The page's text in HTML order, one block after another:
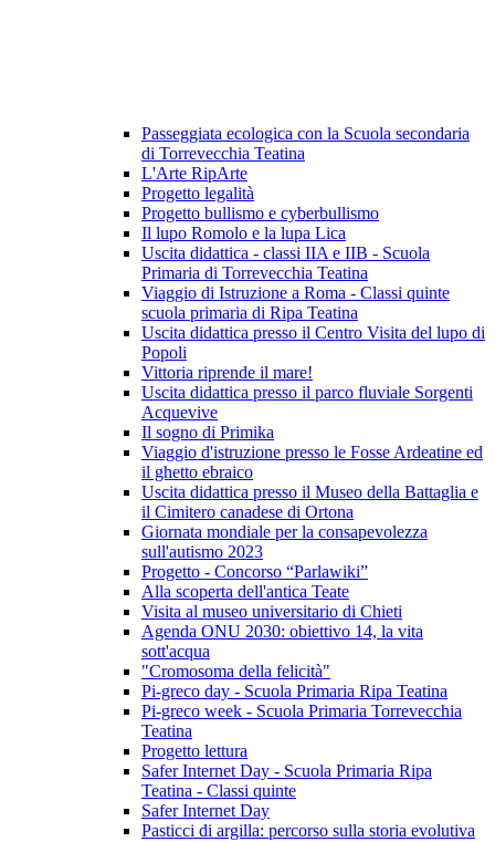
Passeggiata ecologica con la Scuola secondaria
di Torrevecchia Teatina
L'Arte RipArte
Progetto legalità
Progetto bullismo e cyberbullismo
Il lupo Romolo e la lupa Lica
Uscita didattica - classi IIA e IIB - Scuola
Primaria di Torrevecchia Teatina
Viaggio di Istruzione a Roma - Classi quinte
scuola primaria di Ripa Teatina
Uscita didattica presso il Centro Visita del lupo di
Popoli
Vittoria riprende il mare!
Uscita didattica presso il parco fluviale Sorgenti
Acquevive
Il sogno di Primika
Viaggio d'istruzione presso le Fosse Ardeatine ed
il ghetto ebraico
Uscita didattica presso il Museo della Battaglia e
il Cimitero canadese di Ortona
Giornata mondiale per la consapevolezza
sull'autismo 2023
Progetto - Concorso “Parlawiki”
Alla scoperta dell'antica Teate
Visita al museo universitario di Chieti
Agenda ONU 2030: obiettivo 14, la vita
sott'acqua
"Cromosoma della felicità"
Pi-greco day - Scuola Primaria Ripa Teatina
Pi-greco week - Scuola Primaria Torrevecchia
Teatina
Progetto lettura
Safer Internet Day - Scuola Primaria Ripa
Teatina - Classi quinte
Safer Internet Day
Pasticci di argilla: percorso sulla storia evolutiva